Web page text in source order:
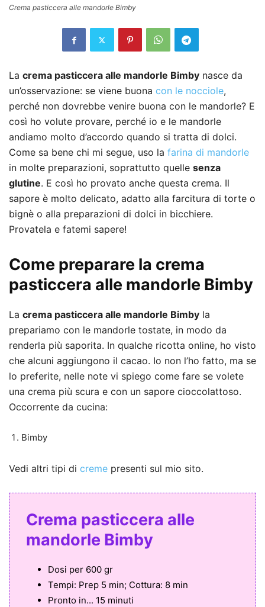
Crema pasticcera alle mandorle Bimby
La crema pasticcera alle mandorle Bimby nasce da
un’osservazione: se viene buona con le nocciole,
perché non dovrebbe venire buona con le mandorle? E
così ho volute provare, perché io e le mandorle
andiamo molto d’accordo quando si tratta di dolci.
Come sa bene chi mi segue, uso la farina di mandorle
in molte preparazioni, soprattutto quelle senza
glutine. E così ho provato anche questa crema. Il
sapore è molto delicato, adatto alla farcitura di torte o
bignè o alla preparazioni di dolci in bicchiere.
Provatela e fatemi sapere!
Come preparare la crema
pasticcera alle mandorle Bimby
La crema pasticcera alle mandorle Bimby la
prepariamo con le mandorle tostate, in modo da
renderla più saporita. In qualche ricotta online, ho visto
che alcuni aggiungono il cacao. Io non l’ho fatto, ma se
lo preferite, nelle note vi spiego come fare se volete
una crema più scura e con un sapore cioccolattoso.
Occorrente da cucina:
Bimby
Vedi altri tipi di creme presenti sul mio sito.
Crema pasticcera alle
mandorle Bimby
Dosi per 600 gr
Tempi: Prep 5 min; Cottura: 8 min
Pronto in... 15 minuti